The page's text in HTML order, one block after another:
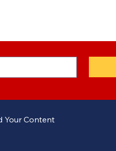
Your Content